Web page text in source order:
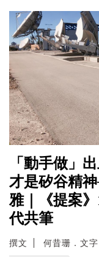
「動手做」
才是矽谷精
雅｜《提案
代共筆
撰文 何昔珊．文